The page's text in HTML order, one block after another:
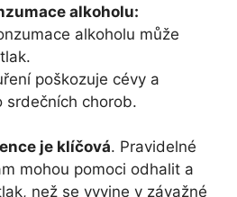
alkoholu:
alkoholu může
poškozuje cévy a
srdečních chorob.
je klíčová. Pravidelné
mohou pomoci odhalit a
než se vyvine v závažné